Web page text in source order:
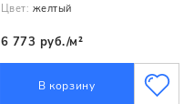
Цвет: желтый
6 773 руб./м²
В корзину